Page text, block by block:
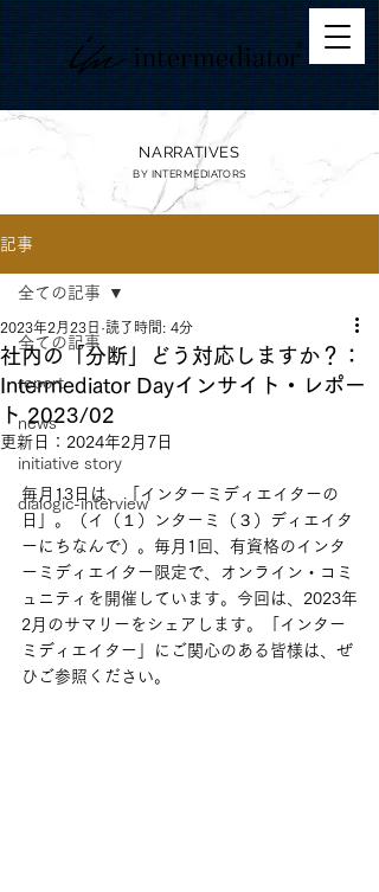
NARRATIVES
BY INTERMEDIATORS
記事
全ての記事
report
news
initiative story
dialogic-interview
全ての記事
社内の「分断」どう対応しますか？：
Intermediator Dayインサイト・レポー
ト 2023/02
2023年2月23日 読了時間: 4分
更新日： 2024年2月7日
毎月13日は、「インターミディエイターの
日」。（イ（１）ンターミ（３）ディエイタ
ーにちなんで）。毎月1回、有資格のインタ
ーミディエイター限定で、オンライン・コミ
ュニティを開催しています。今回は、2023年
2月のサマリーをシェアします。「インター
ミディエイター」にご関心のある皆様は、ぜ
ひご参照ください。